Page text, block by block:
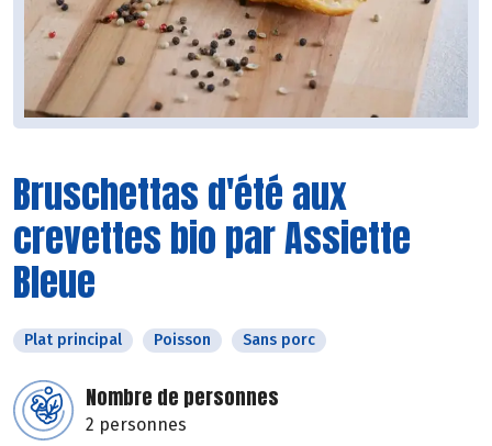
Bruschettas d'été aux
crevettes bio par Assiette
Bleue
Plat principal Poisson Sans porc
Nombre de personnes
2 personnes